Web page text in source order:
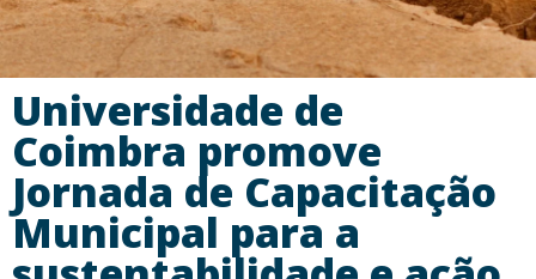
Universidade de
Coimbra promove
Jornada de Capacitação
Municipal para a